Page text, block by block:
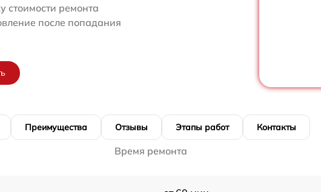
стоимости ремонта
после попадания
Преимущества Отзывы Этапы работ Контакты
Время ремонта